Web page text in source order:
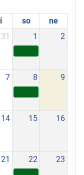
so
ne
31 1 2
7 8 9
14 15 16
21 22 23